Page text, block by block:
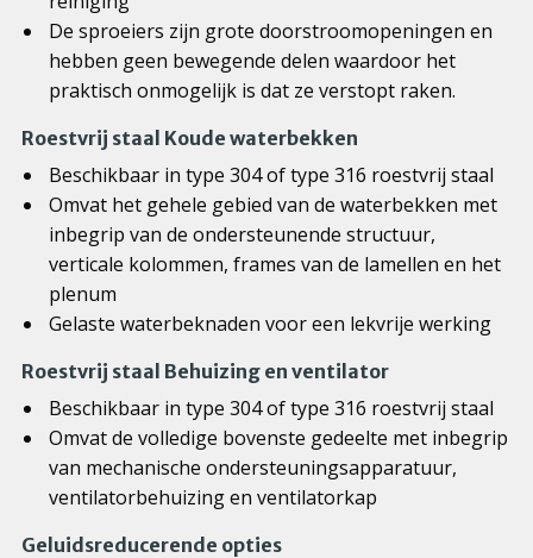
De sproeiers zijn grote doorstroomopeningen en
hebben geen bewegende delen waardoor het
praktisch onmogelijk is dat ze verstopt raken.
Roestvrij staal Koude waterbekken
Beschikbaar in type 304 of type 316 roestvrij staal
Omvat het gehele gebied van de waterbekken met
inbegrip van de ondersteunende structuur,
verticale kolommen, frames van de lamellen en het
plenum
Gelaste waterbeknaden voor een lekvrije werking
Roestvrij staal Behuizing en ventilator
Beschikbaar in type 304 of type 316 roestvrij staal
Omvat de volledige bovenste gedeelte met inbegrip
van mechanische ondersteuningsapparatuur,
ventilatorbehuizing en ventilatorkap
Geluidsreducerende opties